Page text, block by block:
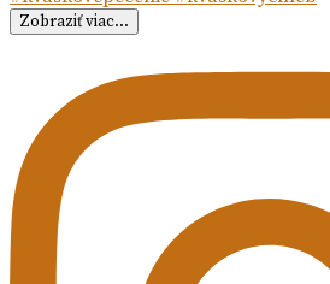
Zobraziť viac...